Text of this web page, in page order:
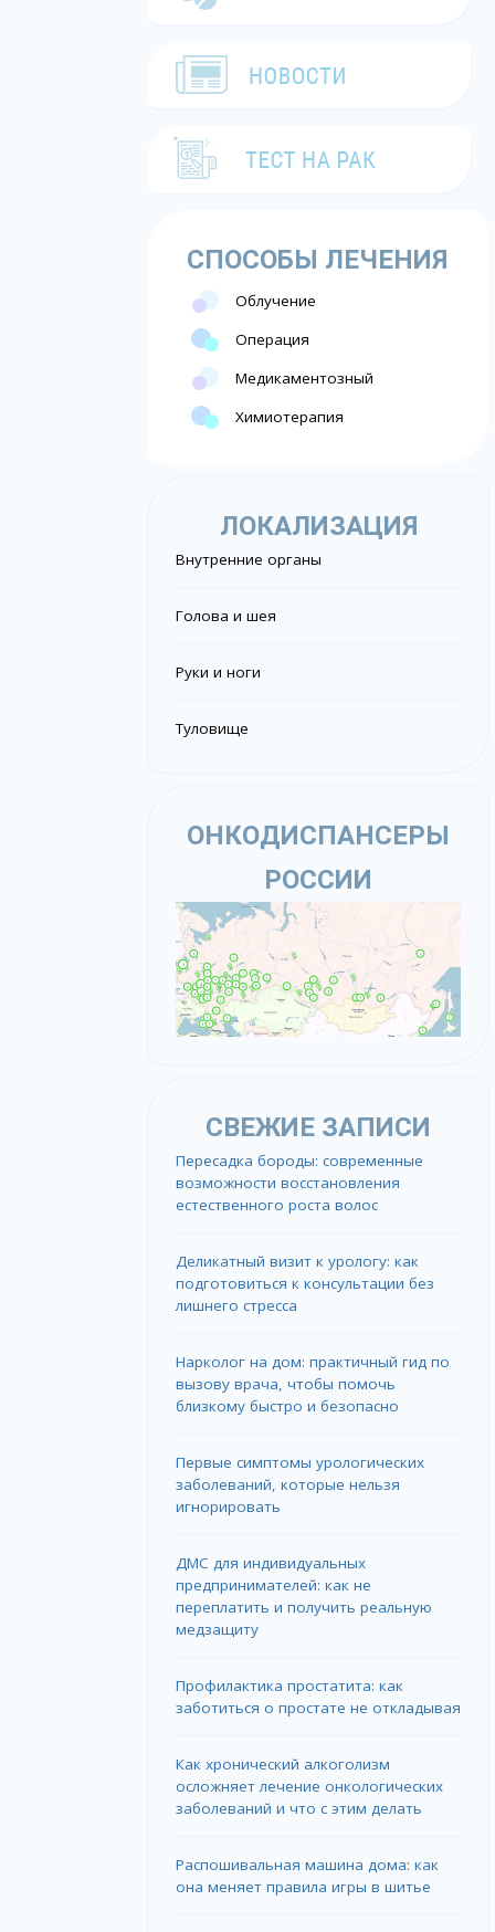
СПОСОБЫ ЛЕЧЕНИЯ
Облучение
Операция
Медикаментозный
Химиотерапия
ЛОКАЛИЗАЦИЯ
Внутренние органы
Голова и шея
Руки и ноги
Туловище
ОНКОДИСПАНСЕРЫ
РОССИИ
СВЕЖИЕ ЗАПИСИ
Пересадка бороды: современные
возможности восстановления
естественного роста волос
Деликатный визит к урологу: как
подготовиться к консультации без
лишнего стресса
Нарколог на дом: практичный гид по
вызову врача, чтобы помочь
близкому быстро и безопасно
Первые симптомы урологических
заболеваний, которые нельзя
игнорировать
ДМС для индивидуальных
предпринимателей: как не
переплатить и получить реальную
медзащиту
Профилактика простатита: как
заботиться о простате не откладывая
Как хронический алкоголизм
осложняет лечение онкологических
заболеваний и что с этим делать
Распошивальная машина дома: как
она меняет правила игры в шитье